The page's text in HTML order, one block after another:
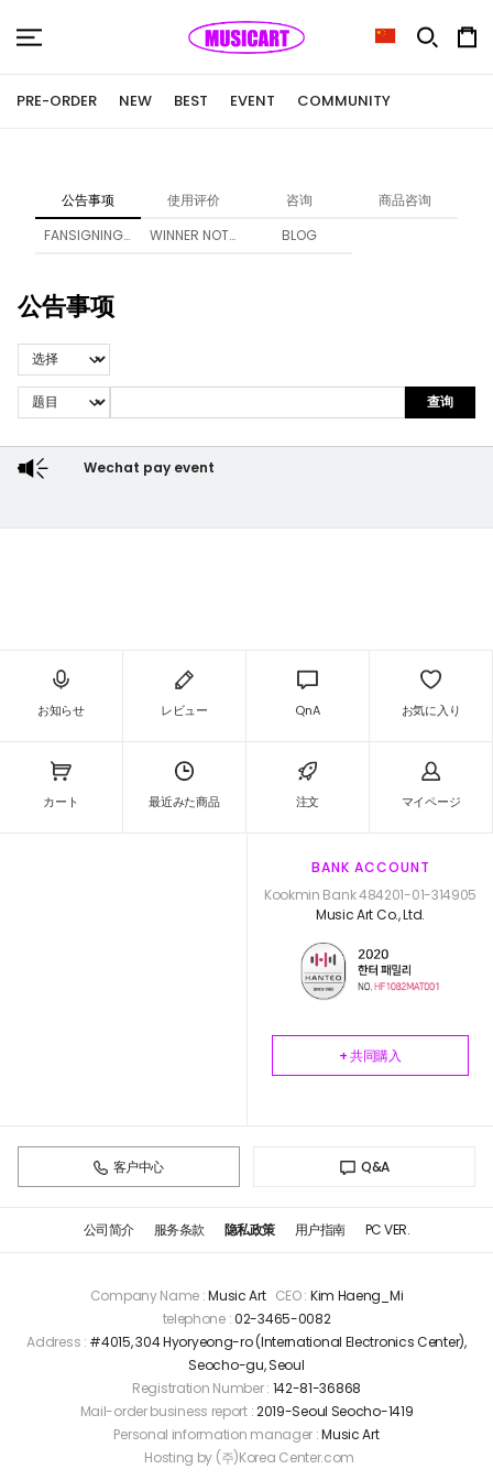
PRE-ORDER NEW BEST EVENT COMMUNITY
公告事项 使用评价 咨询
商品咨询
FANSIGNING NOTICE
WINNER NOTICE BLOG
公告事项
查询
Wechat pay event
お知らせ レビュー QnA お気に入り
カート 最近みた商品 注文 マイページ
BANK ACCOUNT
Kookmin Bank 484201-01-314905
Music Art Co., Ltd.
+ 共同購入
客户中心 Q&A
公司简介 服务条款 隐私政策 用户指南 PC VER.
Company Name :Music ArtCEO : Kim Haeng_Mi
telephone :02-3465-0082
Address : #4015, 304 Hyoryeong-ro (International Electronics Center),
Seocho-gu, Seoul
Registration Number : 142-81-36868
Mail-order business report :2019-Seoul Seocho-1419
Personal information manager :Music Art
Hosting by (주)Korea Center.com